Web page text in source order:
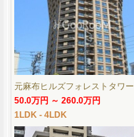
元麻布ヒルズフォレストタワー
50.0万円 ～ 260.0万円
1LDK - 4LDK